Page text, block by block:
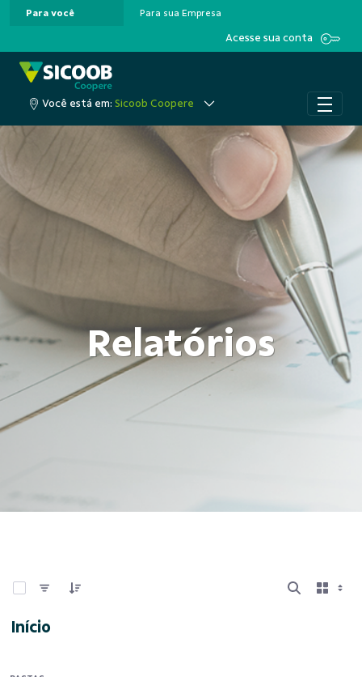
Pular para o Conteúdo principal
Para você Para sua Empresa
Acesse sua conta
Você está em: Sicoob Coopere
Relatórios
Início